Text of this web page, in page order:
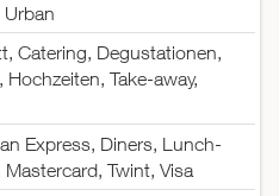
Urban
Catering, Degustationen,
Hochzeiten, Take-away,
Express, Diners, Lunch-
Mastercard, Twint, Visa